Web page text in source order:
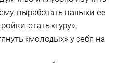
выработать навыки ее
стать «гуру»,
«молодых» у себя на